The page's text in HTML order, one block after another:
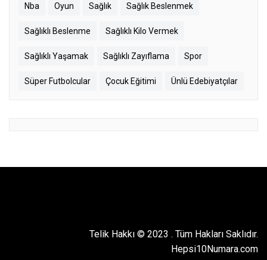
Nba Oyun Sağlık Sağlık Beslenmek
Sağlıklı Beslenme Sağlıklı Kilo Vermek
Sağlıklı Yaşamak Sağlıklı Zayıflama Spor
Süper Futbolcular Çocuk Eğitimi Ünlü Edebiyatçılar
Telik Hakkı © 2023 . Tüm Hakları Saklıdır.
Hepsi10Numara.com